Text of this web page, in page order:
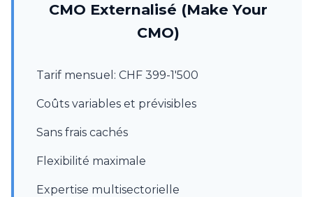
CMO Externalisé (Make Your
CMO)
Tarif mensuel: CHF 399-1'500
Coûts variables et prévisibles
Sans frais cachés
Flexibilité maximale
Expertise multisectorielle